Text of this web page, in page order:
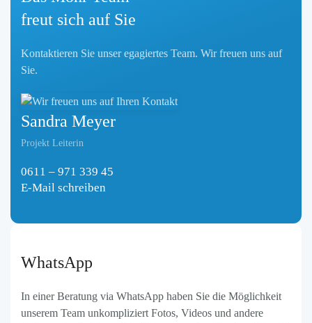
freut sich auf Sie
Kontaktieren Sie unser egagiertes Team. Wir freuen uns auf
Sie.
Sandra Meyer
Projekt Leiterin
0611 – 971 339 45
E-Mail schreiben
WhatsApp
In einer Beratung via WhatsApp haben Sie die Möglichkeit
unserem Team unkompliziert Fotos, Videos und andere